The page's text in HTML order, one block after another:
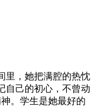
里，她把满腔的热忱
自己的初心，不曾动
。学生是她最好的